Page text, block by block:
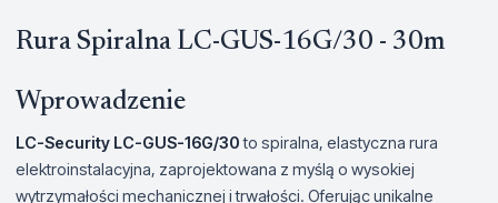
Rura Spiralna LC-GUS-16G/30 - 30m
Wprowadzenie
LC-Security LC-GUS-16G/30to spiralna, elastyczna rura
elektroinstalacyjna, zaprojektowana z myślą o wysokiej
wytrzymałości mechanicznej i trwałości. Oferując unikalne